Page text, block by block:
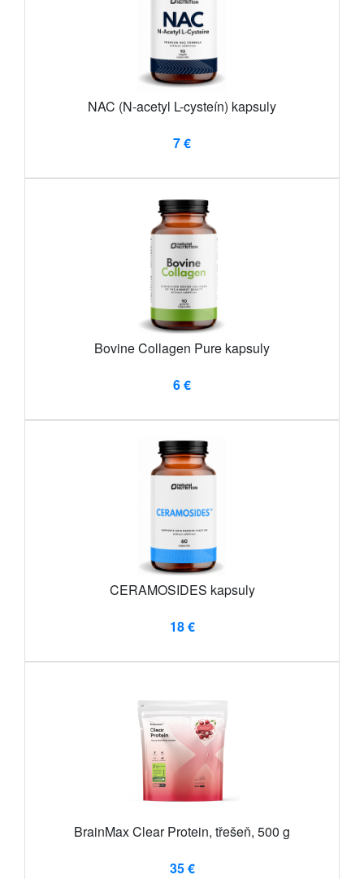
NAC (N-acetyl L-cysteín) kapsuly
7 €
Bovine Collagen Pure kapsuly
6 €
CERAMOSIDES kapsuly
18 €
BrainMax Clear Protein, třešeň, 500 g
35 €